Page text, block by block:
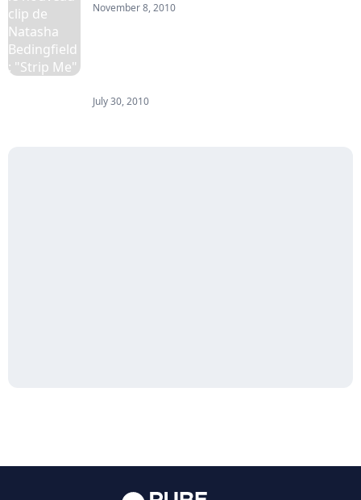
November 8, 2010
July 30, 2010